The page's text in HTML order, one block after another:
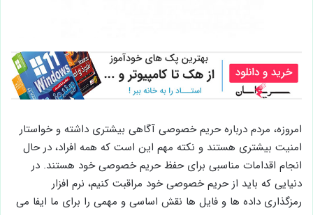
امروزه، مردم درباره حریم خصوصی آگاهی بیشتری داشته و خواستار
امنیت بیشتری هستند و نکته مهم این است که همه افراد، در حال
انجام اقدامات مناسبی برای حفظ حریم خصوصی خود هستند. در
دنیایی که باید از حریم خصوصی خود مراقبت کنیم، نرم افزار
رمزگذاری داده ها و فایل ها نقش اساسی و مهمی را برای ما ایفا می